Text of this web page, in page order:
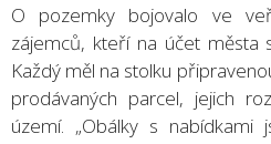
O pozemky bojovalo ve
zájemců, kteří na účet města
Každý měl na stolku
prodávaných parcel, jejich
území. „Obálky s